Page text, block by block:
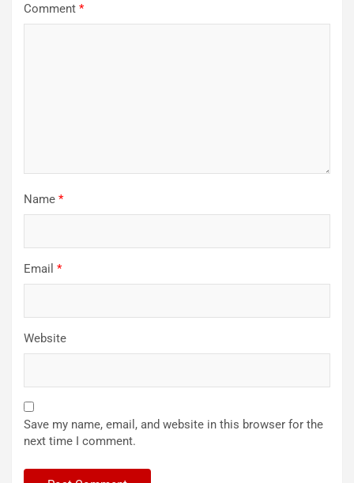
Comment *
Name *
Email *
Website
Save my name, email, and website in this browser for the
next time I comment.